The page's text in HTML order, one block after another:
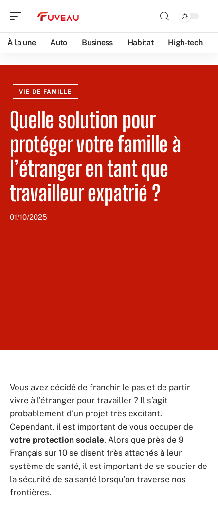
À la une Auto Business Habitat High-tech
VIE DE FAMILLE
Quelle solution pour
protéger votre famille à
l’étranger en tant que
travailleur expatrié ?
01/10/2025
Vous avez décidé de franchir le pas et de partir
vivre à l’étranger pour travailler ? Il s’agit
probablement d’un projet très excitant.
Cependant, il est important de vous occuper de
votre protection sociale. Alors que près de 9
Français sur 10 se disent très attachés à leur
système de santé, il est important de se soucier de
la sécurité de sa santé lorsqu’on traverse nos
frontières.